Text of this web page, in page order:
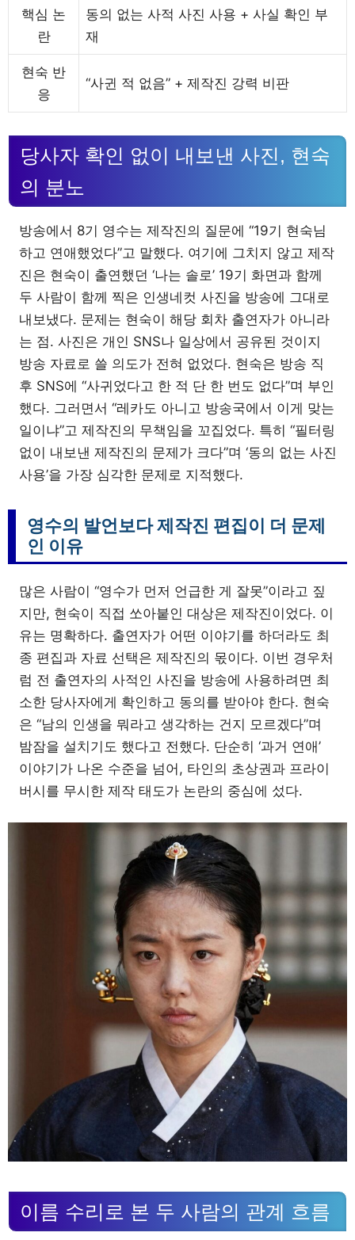
핵심 논
란
동의 없는 사적 사진 사용 + 사실 확인 부
재
현숙 반
응
“사귄 적 없음” + 제작진 강력 비판
당사자 확인 없이 내보낸 사진, 현숙
의 분노
방송에서 8기 영수는 제작진의 질문에 “19기 현숙님
하고 연애했었다”고 말했다. 여기에 그치지 않고 제작
진은 현숙이 출연했던 ‘나는 솔로’ 19기 화면과 함께
두 사람이 함께 찍은 인생네컷 사진을 방송에 그대로
내보냈다. 문제는 현숙이 해당 회차 출연자가 아니라
는 점. 사진은 개인 SNS나 일상에서 공유된 것이지
방송 자료로 쓸 의도가 전혀 없었다. 현숙은 방송 직
후 SNS에 “사귀었다고 한 적 단 한 번도 없다”며 부인
했다. 그러면서 “레카도 아니고 방송국에서 이게 맞는
일이냐”고 제작진의 무책임을 꼬집었다. 특히 “필터링
없이 내보낸 제작진의 문제가 크다”며 ‘동의 없는 사진
사용’을 가장 심각한 문제로 지적했다.
영수의 발언보다 제작진 편집이 더 문제
인 이유
많은 사람이 “영수가 먼저 언급한 게 잘못”이라고 짚
지만, 현숙이 직접 쏘아붙인 대상은 제작진이었다. 이
유는 명확하다. 출연자가 어떤 이야기를 하더라도 최
종 편집과 자료 선택은 제작진의 몫이다. 이번 경우처
럼 전 출연자의 사적인 사진을 방송에 사용하려면 최
소한 당사자에게 확인하고 동의를 받아야 한다. 현숙
은 “남의 인생을 뭐라고 생각하는 건지 모르겠다”며
밤잠을 설치기도 했다고 전했다. 단순히 ‘과거 연애’
이야기가 나온 수준을 넘어, 타인의 초상권과 프라이
버시를 무시한 제작 태도가 논란의 중심에 섰다.
이름 수리로 본 두 사람의 관계 흐름